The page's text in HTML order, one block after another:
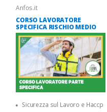
Anfos.it
CORSO LAVORATORE
SPECIFICA RISCHIO MEDIO
Sicurezza sul Lavoro e Haccp